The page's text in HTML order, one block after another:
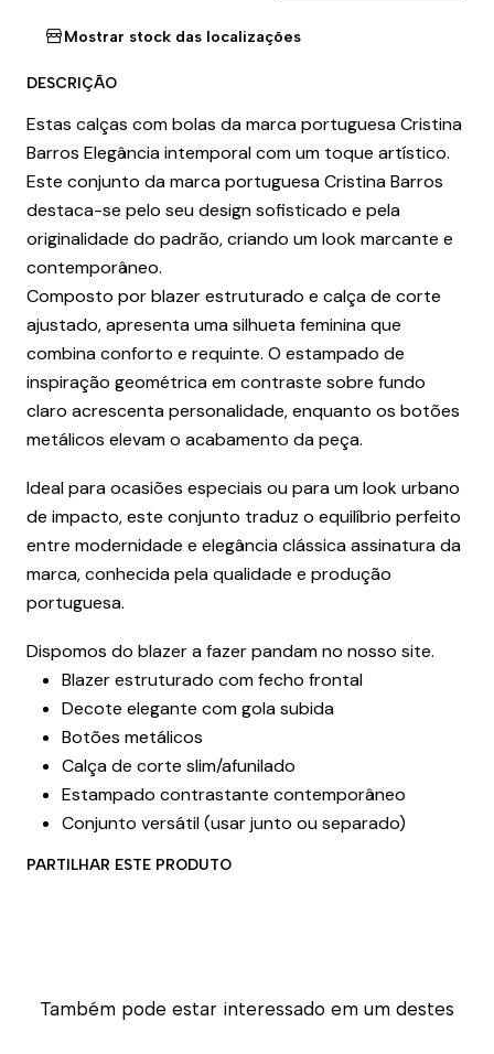
Mostrar stock das localizações
DESCRIÇÃO
Estas calças com bolas da marca portuguesa Cristina
Barros Elegância intemporal com um toque artístico.
Este conjunto da marca portuguesa Cristina Barros
destaca-se pelo seu design sofisticado e pela
originalidade do padrão, criando um look marcante e
contemporâneo.
Composto por blazer estruturado e calça de corte
ajustado, apresenta uma silhueta feminina que
combina conforto e requinte. O estampado de
inspiração geométrica em contraste sobre fundo
claro acrescenta personalidade, enquanto os botões
metálicos elevam o acabamento da peça.
Ideal para ocasiões especiais ou para um look urbano
de impacto, este conjunto traduz o equilíbrio perfeito
entre modernidade e elegância clássica assinatura da
marca, conhecida pela qualidade e produção
portuguesa.
Dispomos do blazer a fazer pandam no nosso site.
Blazer estruturado com fecho frontal
Decote elegante com gola subida
Botões metálicos
Calça de corte slim/afunilado
Estampado contrastante contemporâneo
Conjunto versátil (usar junto ou separado)
PARTILHAR ESTE PRODUTO
Também pode estar interessado em um destes